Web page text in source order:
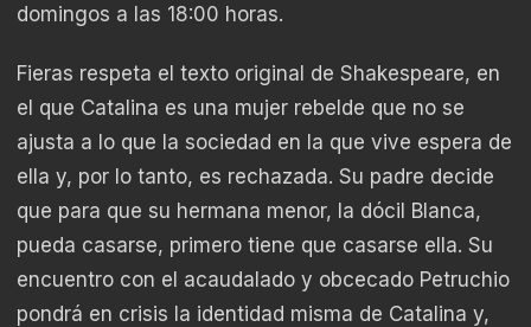
domingos a las 18:00 horas.
Fieras respeta el texto original de Shakespeare, en
el que Catalina es una mujer rebelde que no se
ajusta a lo que la sociedad en la que vive espera de
ella y, por lo tanto, es rechazada. Su padre decide
que para que su hermana menor, la dócil Blanca,
pueda casarse, primero tiene que casarse ella. Su
encuentro con el acaudalado y obcecado Petruchio
pondrá en crisis la identidad misma de Catalina y,